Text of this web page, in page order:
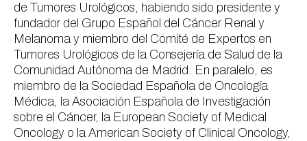
de Tumores Urológicos, habiendo sido presidente y
fundador del Grupo Español del Cáncer Renal y
Melanoma y miembro del Comité de Expertos en
Tumores Urológicos de la Consejería de Salud de la
Comunidad Autónoma de Madrid. En paralelo, es
miembro de la Sociedad Española de Oncología
Médica, la Asociación Española de Investigación
sobre el Cáncer, la European Society of Medical
Oncology o la American Society of Clinical Oncology,